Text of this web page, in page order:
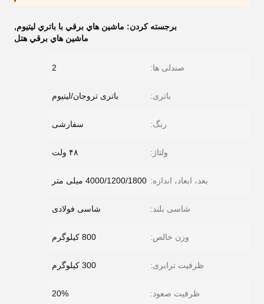
برجسته کردن: ماشين هاي برقي با باتري ليتيوم,
ماشين هاي برقي هتل
صندلی ها: 2
باتری: باتری تروجان/لیتیوم
رنگ: سفارشی
ولتاژ: ۴۸ ولت
بعد، ابعاد، اندازه: 4000/1200/1800 میلی متر
شاسی بلند: شاسی فولادی
وزن خالص: 800 کیلوگرم
ظرفیت ترابری: 300 کیلوگرم
ظرفیت صعود: 20%